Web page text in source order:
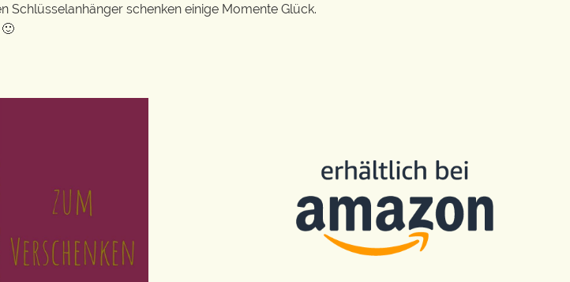
Schlüsselanhänger schenken einige Momente Glück.